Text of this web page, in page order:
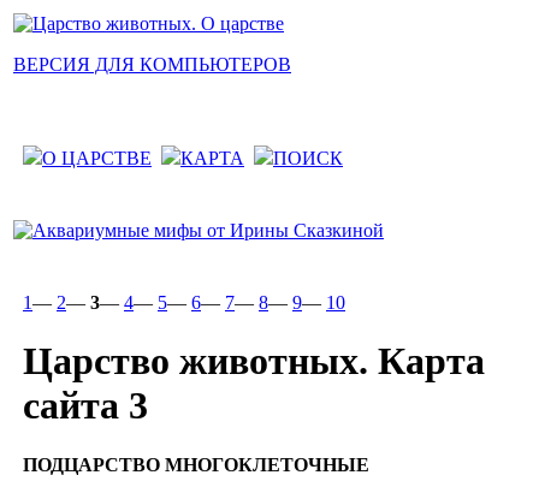
ВЕРСИЯ ДЛЯ КОМПЬЮТЕРОВ
О ЦАРСТВЕ КАРТА ПОИСК
1— 2— 3— 4— 5— 6— 7— 8— 9— 10
Царство животных. Карта
сайта 3
ПОДЦАРСТВО МНОГОКЛЕТОЧНЫЕ